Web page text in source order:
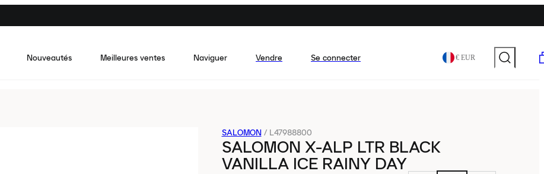
Nouveautés Meilleures ventes Naviguer Vendre Se connecter € EUR
SALOMON / L47988800
SALOMON X-ALP LTR BLACK
VANILLA ICE RAINY DAY